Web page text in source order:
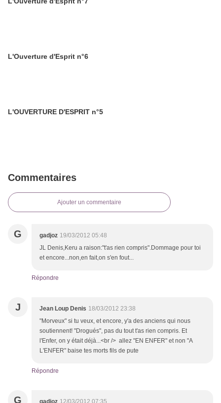
L'Ouverture d'Esprit n°6
L'OUVERTURE D'ESPRIT n°5
Commentaires
Ajouter un commentaire
G gadjoz 19/03/2012 05:48
JL Denis,Keru a raison:"t'as rien compris".Dommage pour toi
et encore...non,en fait,on s'en fout...
Répondre
J Jean Loup Denis 18/03/2012 23:38
"Morveux" si tu veux, et encore, y'a des anciens qui nous
soutiennent! "Drogués", pas du tout t'as rien compris. Et
l'Enfer, on y était déjà...<br /> allez "EN ENFER" et non "A
L'ENFER" baise tes morts fils de pute
Répondre
G gadjoz 12/03/2012 07:35